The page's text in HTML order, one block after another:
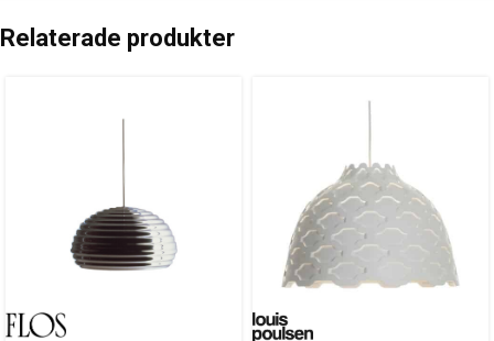
Relaterade produkter